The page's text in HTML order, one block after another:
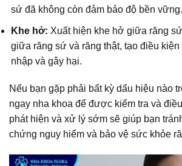
sứ đã không còn đảm bảo độ bền vững.
Khe hở: Xuất hiện khe hở giữa răng
giữa răng sứ và răng thật, tạo điều
nhập và gây hại.
Nếu bạn gặp phải bất kỳ dấu hiệu nào
ngay nha khoa để được kiểm tra và
phát hiện và xử lý sớm sẽ giúp bạn
chứng nguy hiểm và bảo vệ sức khỏe